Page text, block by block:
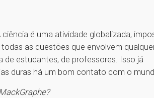
é uma atividade globalizada,
as questões que envolvem
de estudantes, de professores. Isso já
duras há um bom contato com o